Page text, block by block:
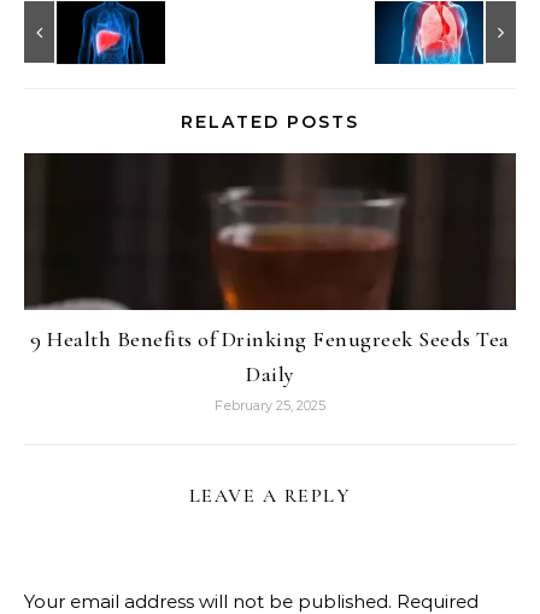
RELATED POSTS
9 Health Benefits of Drinking Fenugreek Seeds Tea
Daily
February 25, 2025
LEAVE A REPLY
Your email address will not be published. Required